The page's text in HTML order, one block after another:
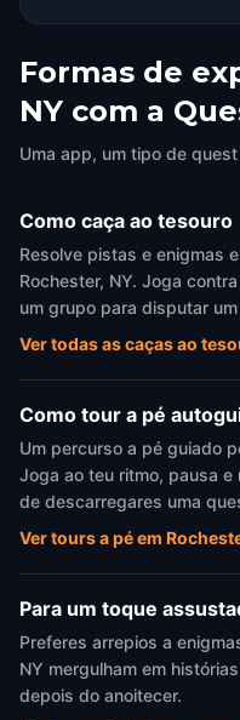
Formas de
NY com a
Uma app, um tipo de
Como caça ao tesouro
Resolve pistas e enigmas
Rochester, NY. Joga
um grupo para disputar
Ver todas as caças ao
Como tour a pé
Um percurso a pé guiado
Joga ao teu ritmo, pausa e
de descarregares uma
Ver tours a pé em
Para um toque
Preferes arrepios a
NY mergulham em
depois do anoitecer.